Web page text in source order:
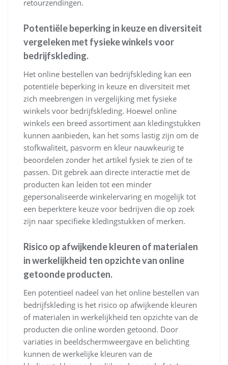
retourzendingen.
Potentiële beperking in keuze en diversiteit
vergeleken met fysieke winkels voor
bedrijfskleding.
Het online bestellen van bedrijfskleding kan een
potentiële beperking in keuze en diversiteit met
zich meebrengen in vergelijking met fysieke
winkels voor bedrijfskleding. Hoewel online
winkels een breed assortiment aan kledingstukken
kunnen aanbieden, kan het soms lastig zijn om de
stofkwaliteit, pasvorm en kleur nauwkeurig te
beoordelen zonder het artikel fysiek te zien of te
passen. Dit gebrek aan directe interactie met de
producten kan leiden tot een minder
gepersonaliseerde winkelervaring en mogelijk tot
een beperktere keuze voor bedrijven die op zoek
zijn naar specifieke kledingstukken of merken.
Risico op afwijkende kleuren of materialen
in werkelijkheid ten opzichte van online
getoonde producten.
Een potentieel nadeel van het online bestellen van
bedrijfskleding is het risico op afwijkende kleuren
of materialen in werkelijkheid ten opzichte van de
producten die online worden getoond. Door
variaties in beeldschermweergave en belichting
kunnen de werkelijke kleuren van de